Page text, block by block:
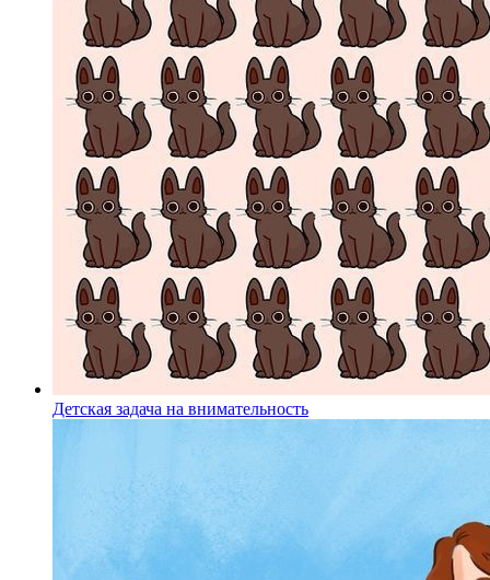
Детская задача на внимательность